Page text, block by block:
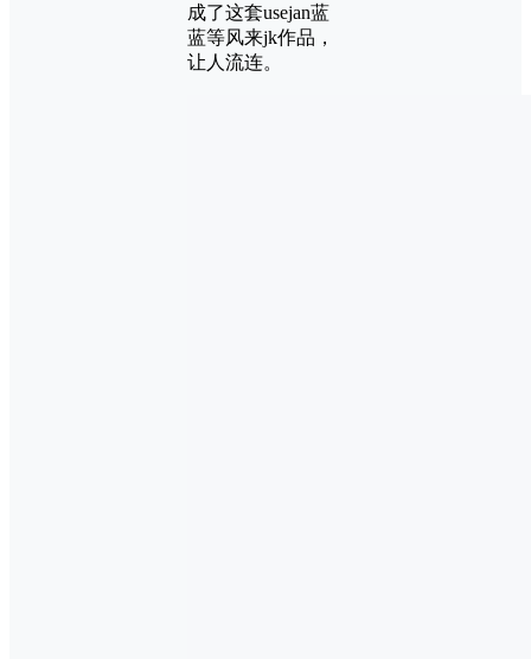
成了这套usejan蓝
蓝等风来jk作品，
让人流连。